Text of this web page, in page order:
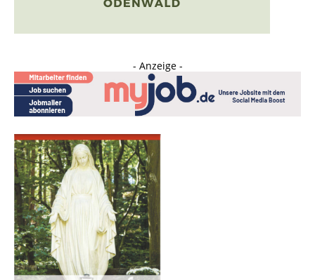
- Anzeige -